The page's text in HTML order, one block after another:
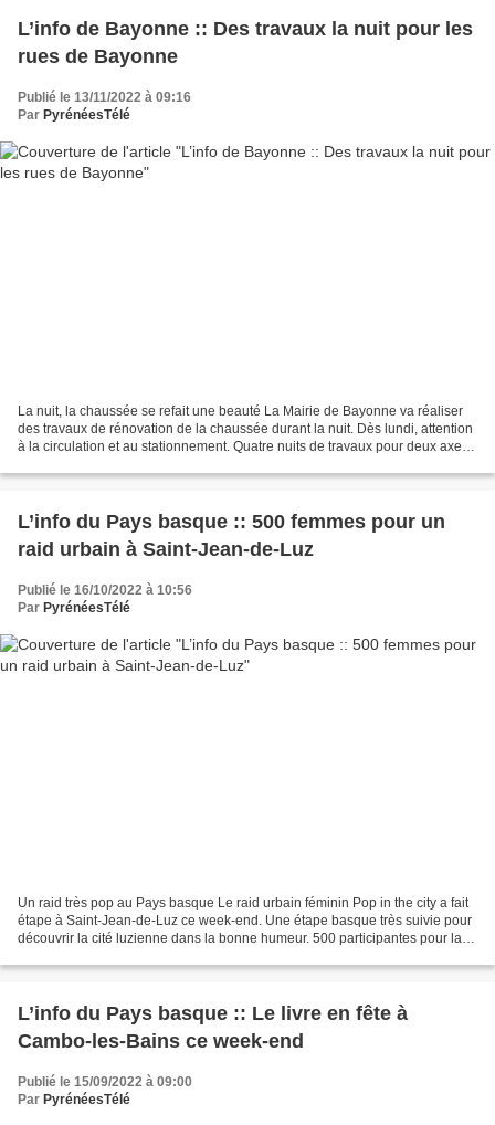
L’info de Bayonne :: Des travaux la nuit pour les
rues de Bayonne
Publié le 13/11/2022 à 09:16
Par PyrénéesTélé
La nuit, la chaussée se refait une beauté La Mairie de Bayonne va réaliser
des travaux de rénovation de la chaussée durant la nuit. Dès lundi, attention
à la circulation et au stationnement. Quatre nuits de travaux pour deux axes
L’info du Pays basque :: 500 femmes pour un
raid urbain à Saint-Jean-de-Luz
Publié le 16/10/2022 à 10:56
Par PyrénéesTélé
Un raid très pop au Pays basque Le raid urbain féminin Pop in the city a fait
étape à Saint-Jean-de-Luz ce week-end. Une étape basque très suivie pour
découvrir la cité luzienne dans la bonne humeur. 500 participantes pour la
L’info du Pays basque :: Le livre en fête à
Cambo-les-Bains ce week-end
Publié le 15/09/2022 à 09:00
Par PyrénéesTélé